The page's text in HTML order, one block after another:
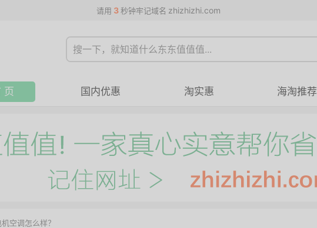
请用 3 秒钟牢记域名 zhizhizhi.com
页 国内优惠 淘实惠 海淘推荐
空调怎么样？